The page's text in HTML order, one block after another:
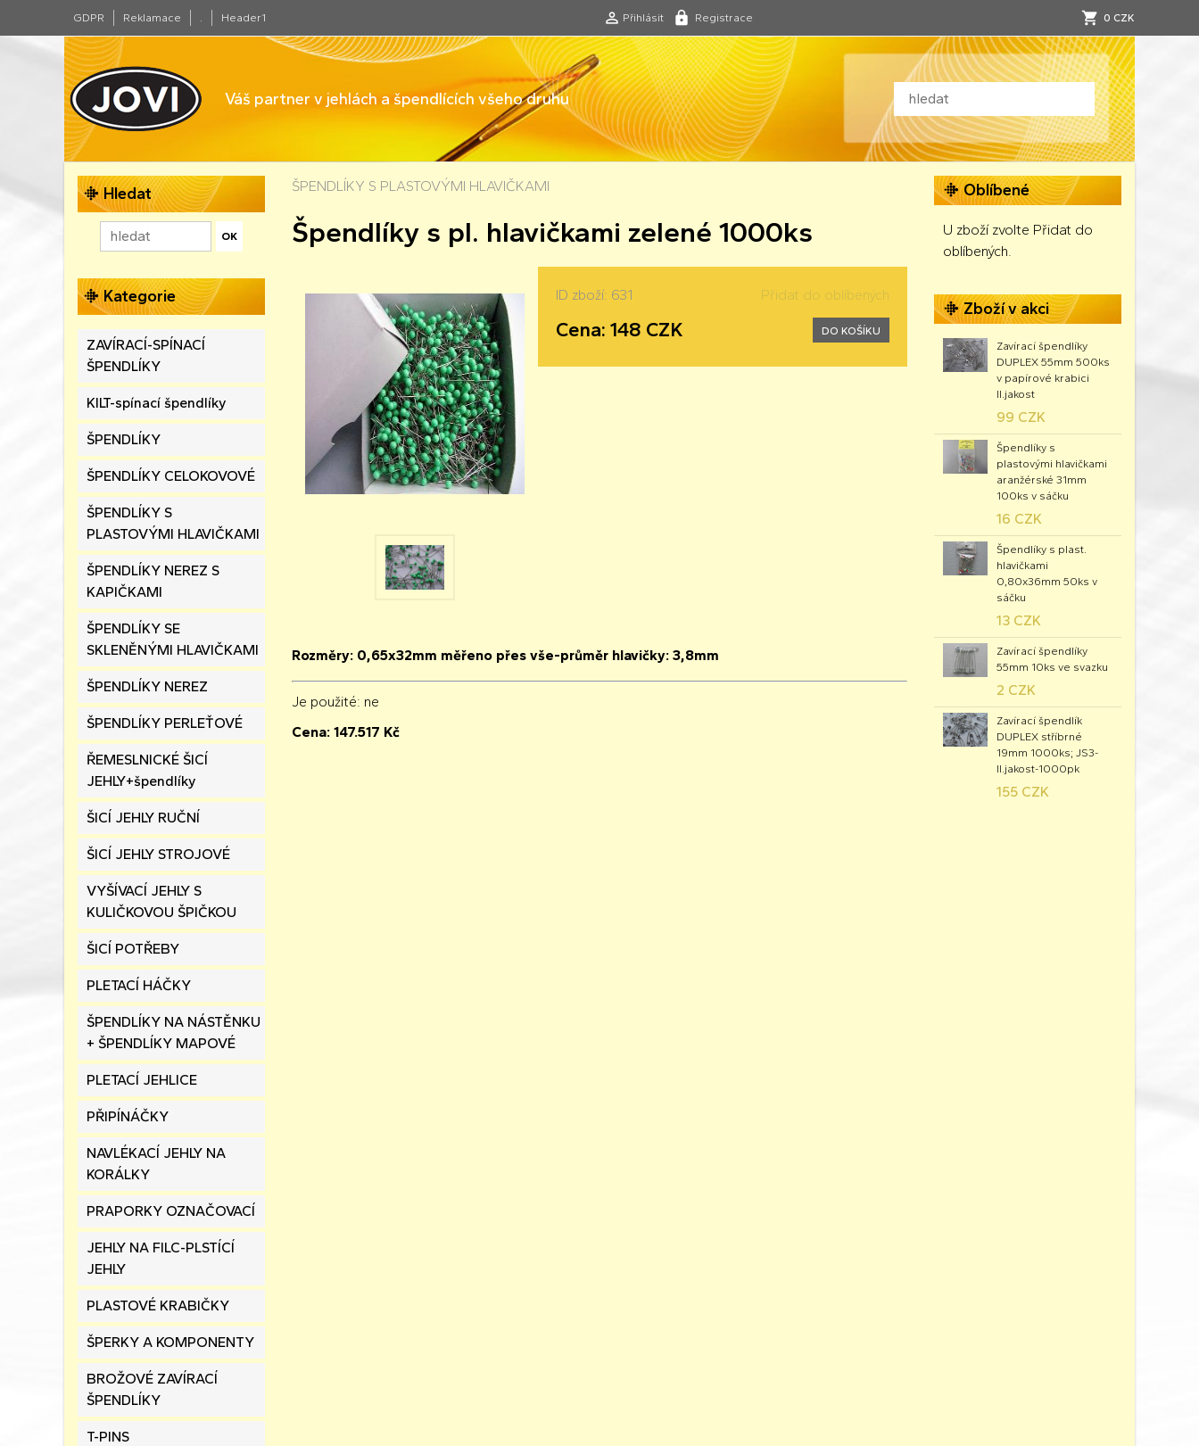
GDPR Reklamace . Header1 Přihlásit Registrace 0 CZK
Váš partner v jehlách a špendlících všeho druhu
Hledat
Kategorie
ZAVÍRACÍ-SPÍNACÍ
ŠPENDLÍKY
KILT-spínací špendlíky
ŠPENDLÍKY
ŠPENDLÍKY CELOKOVOVÉ
ŠPENDLÍKY S
PLASTOVÝMI HLAVIČKAMI
ŠPENDLÍKY NEREZ S
KAPIČKAMI
ŠPENDLÍKY SE
SKLENĚNÝMI HLAVIČKAMI
ŠPENDLÍKY NEREZ
ŠPENDLÍKY PERLEŤOVÉ
ŘEMESLNICKÉ ŠICÍ
JEHLY+špendlíky
ŠICÍ JEHLY RUČNÍ
ŠICÍ JEHLY STROJOVÉ
VYŠÍVACÍ JEHLY S
KULIČKOVOU ŠPIČKOU
ŠICÍ POTŘEBY
PLETACÍ HÁČKY
ŠPENDLÍKY NA NÁSTĚNKU
+ ŠPENDLÍKY MAPOVÉ
PLETACÍ JEHLICE
PŘIPÍNÁČKY
NAVLÉKACÍ JEHLY NA
KORÁLKY
PRAPORKY OZNAČOVACÍ
JEHLY NA FILC-PLSTÍCÍ
JEHLY
PLASTOVÉ KRABIČKY
ŠPERKY A KOMPONENTY
BROŽOVÉ ZAVÍRACÍ
ŠPENDLÍKY
T-PINS
ŠPENDLÍKY S PLASTOVÝMI HLAVIČKAMI
Špendlíky s pl. hlavičkami zelené 1000ks
ID zboží: 631 Přidat do oblíbených
Cena: 148 CZK DO KOŠÍKU
Rozměry: 0,65x32mm měřeno přes vše-průměr hlavičky: 3,8mm
Je použité: ne
Cena: 147.517 Kč
Oblíbené
U zboží zvolte Přidat do
oblíbených.
Zboží v akci
Zavírací špendlíky
DUPLEX 55mm 500ks
v papírové krabici
II.jakost
99 CZK
Špendlíky s
plastovými hlavičkami
aranžérské 31mm
100ks v sáčku
16 CZK
Špendlíky s plast.
hlavičkami
0,80x36mm 50ks v
sáčku
13 CZK
Zavírací špendlíky
55mm 10ks ve svazku
2 CZK
Zavírací špendlík
DUPLEX stříbrné
19mm 1000ks; JS3-
II.jakost-1000pk
155 CZK